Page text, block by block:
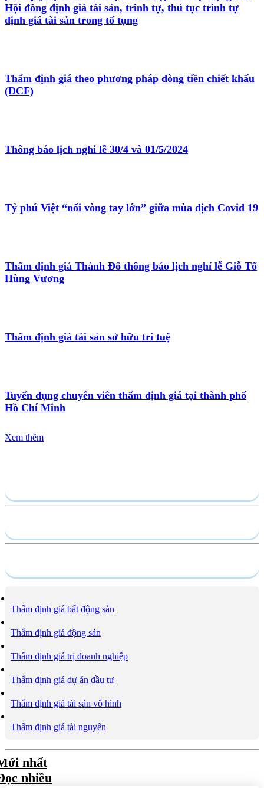
Hội đồng định giá tài sản, trình tự, thủ tục trình tự
định giá tài sản trong tố tụng
Thẩm định giá theo phương pháp dòng tiền chiết khấu
(DCF)
Thông báo lịch nghỉ lễ 30/4 và 01/5/2024
Tỷ phú Việt “nối vòng tay lớn” giữa mùa dịch Covid 19
Thẩm định giá Thành Đô thông báo lịch nghỉ lễ Giỗ Tổ
Hùng Vương
Thẩm định giá tài sản sở hữu trí tuệ
Tuyển dụng chuyên viên thẩm định giá tại thành phố
Hồ Chí Minh
Xem thêm
Thẩm định giá bất động sản
Thẩm định giá động sản
Thẩm định giá trị doanh nghiệp
Thẩm định giá dự án đầu tư
Thẩm định giá tài sản vô hình
Thẩm định giá tài nguyên
nhất
nhiều